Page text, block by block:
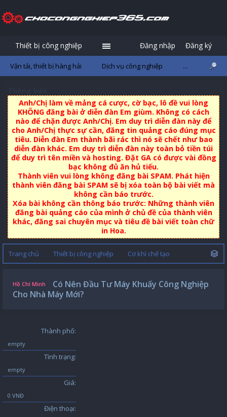
Anh/Chị làm về mảng cá cược, cờ bạc, lô đề vui lòng
KHÔNG đăng bài ở diễn đàn Em giùm. Không có cách
nào để chặn được Anh/Chị. Em duy trì diễn đàn này để
cho Anh/Chị thực sự cần, đăng tin quảng cáo đúng mục
tiêu. Diễn đàn Em thành bãi rác thì nó sẽ chết như bao
diễn đàn khác. Em duy trì diễn đàn này toàn bỏ tiền túi
để duy trì tên miền và hosting. Đặt GA có được vài đồng
bạc không đủ ăn hủ tiếu.
Thành viên vui lòng không đăng bài SPAM. Phát hiện
thành viên đăng bài SPAM sẽ bị xóa toàn bộ bài viết mà
không cần báo trước.
Xóa bài không cần thông báo trước: Những thành viên
đăng bài quảng cáo của mình ở chủ đề của thành viên
khác, đăng sai chuyên mục và tiêu đề bài viết toàn chữ
in Hoa.
Trang chủ Thiết bị công nghiệp Cơ khí chế tạo
Hồ Chí Minh
Có Nên Đầu Tư Máy Khuấy Công Nghiệp
Cho Nhà Máy Mới?
Thành phố:
empty
Tình trạng:
empty
Giá:
0 VNĐ
Điện thoại:
Thiết bị công nghiệp
Vận tải, thiết bị hàng hải Dịch vụ công nghiệp ...
Đăng nhập Đăng ký